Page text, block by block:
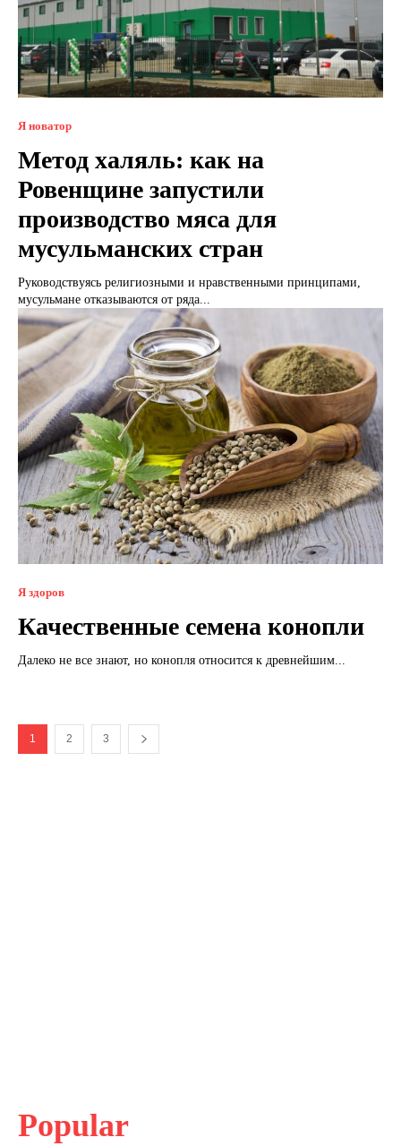
Я новатор
Метод халяль: как на
Ровенщине запустили
производство мяса для
мусульманских стран
Руководствуясь религиозными и нравственными принципами,
мусульмане отказываются от ряда...
Я здоров
Качественные семена конопли
Далеко не все знают, но конопля относится к древнейшим...
1 2 3
Popular